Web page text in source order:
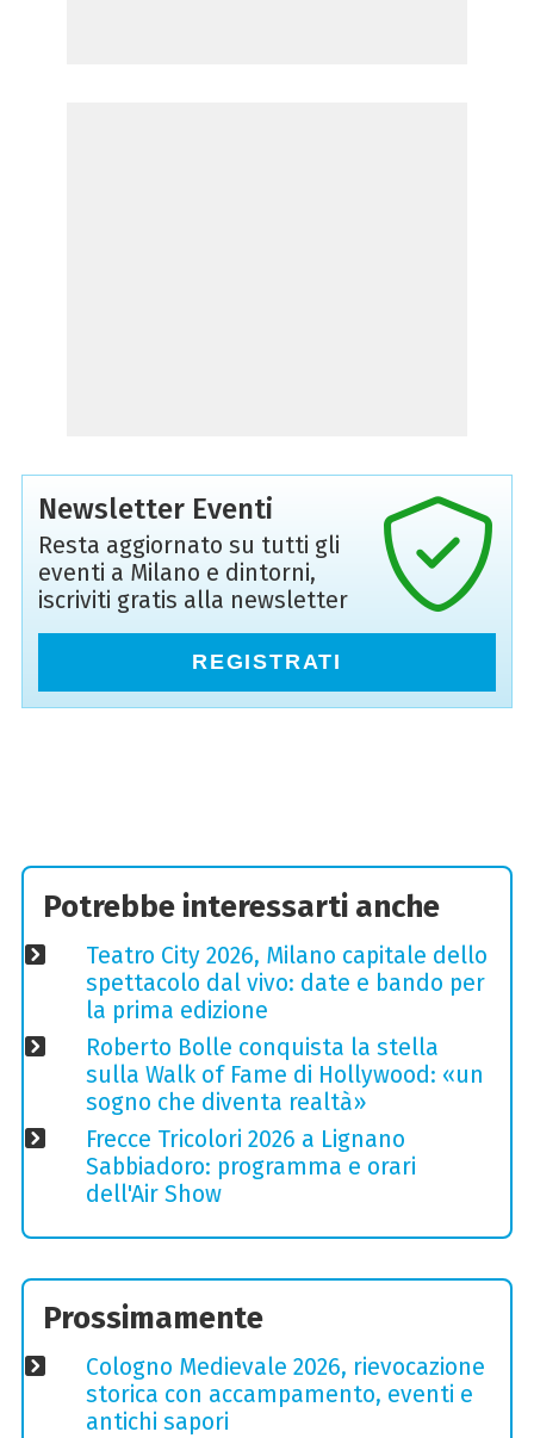
Newsletter Eventi
Resta aggiornato su tutti gli
eventi a Milano e dintorni,
iscriviti gratis alla newsletter
REGISTRATI
Potrebbe interessarti anche
Teatro City 2026, Milano capitale dello
spettacolo dal vivo: date e bando per
la prima edizione
Roberto Bolle conquista la stella
sulla Walk of Fame di Hollywood: «un
sogno che diventa realtà»
Frecce Tricolori 2026 a Lignano
Sabbiadoro: programma e orari
dell'Air Show
Prossimamente
Cologno Medievale 2026, rievocazione
storica con accampamento, eventi e
antichi sapori